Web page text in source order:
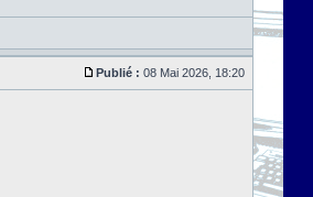
Publié : 08 Mai 2026, 18:20